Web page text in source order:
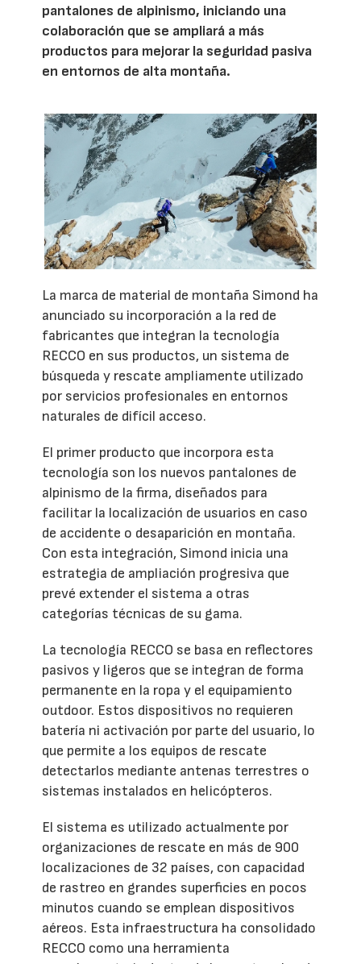
pantalones de alpinismo, iniciando una
colaboración que se ampliará a más
productos para mejorar la seguridad pasiva
en entornos de alta montaña.
La marca de material de montaña Simond ha
anunciado su incorporación a la red de
fabricantes que integran la tecnología
RECCO en sus productos, un sistema de
búsqueda y rescate ampliamente utilizado
por servicios profesionales en entornos
naturales de difícil acceso.
El primer producto que incorpora esta
tecnología son los nuevos pantalones de
alpinismo de la firma, diseñados para
facilitar la localización de usuarios en caso
de accidente o desaparición en montaña.
Con esta integración, Simond inicia una
estrategia de ampliación progresiva que
prevé extender el sistema a otras
categorías técnicas de su gama.
La tecnología RECCO se basa en reflectores
pasivos y ligeros que se integran de forma
permanente en la ropa y el equipamiento
outdoor. Estos dispositivos no requieren
batería ni activación por parte del usuario, lo
que permite a los equipos de rescate
detectarlos mediante antenas terrestres o
sistemas instalados en helicópteros.
El sistema es utilizado actualmente por
organizaciones de rescate en más de 900
localizaciones de 32 países, con capacidad
de rastreo en grandes superficies en pocos
minutos cuando se emplean dispositivos
aéreos. Esta infraestructura ha consolidado
RECCO como una herramienta